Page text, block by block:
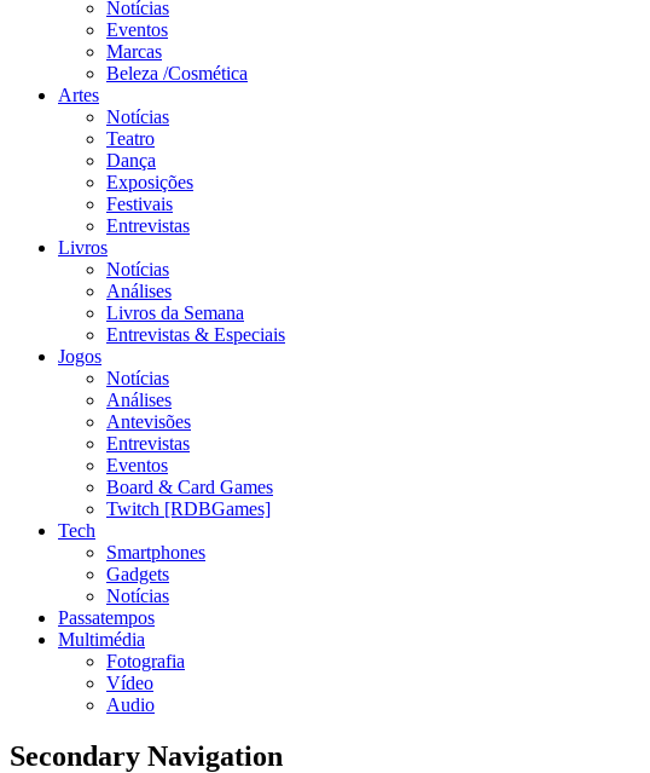
Notícias
Eventos
Marcas
Beleza /Cosmética
Artes
Notícias
Teatro
Dança
Exposições
Festivais
Entrevistas
Livros
Notícias
Análises
Livros da Semana
Entrevistas & Especiais
Jogos
Notícias
Análises
Antevisões
Entrevistas
Eventos
Board & Card Games
Twitch [RDBGames]
Tech
Smartphones
Gadgets
Notícias
Passatempos
Multimédia
Fotografia
Vídeo
Audio
Secondary Navigation